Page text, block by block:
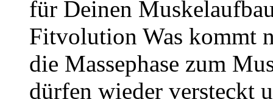
für Deinen
Fitvolution Was kommt
die Massephase zum
dürfen wieder versteckt